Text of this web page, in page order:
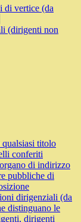
di vertice (da
(dirigenti non
titolo
conferiti
di indirizzo
pubbliche di
dirigenziali (da
distinguano le
dirigenti